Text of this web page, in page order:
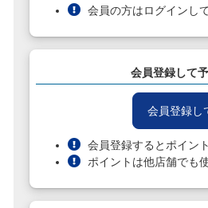
会員の方はログインし
会員登録して
会員登録し
会員登録するとポイン
ポイントは他店舗でも